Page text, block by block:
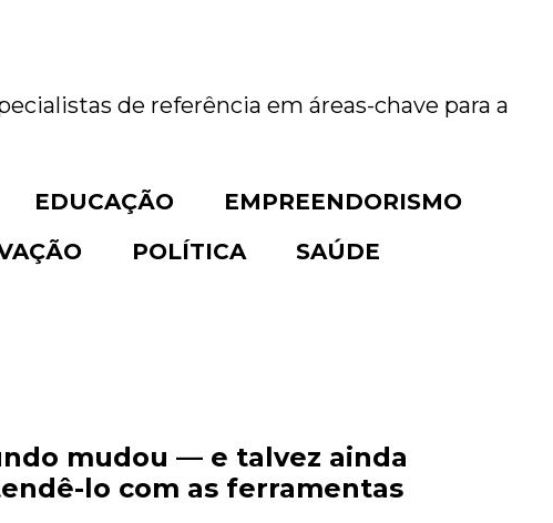
de referência em áreas-chave para a
EDUCAÇÃO
EMPREENDORISMO
POLÍTICA
SAÚDE
mudou — e talvez ainda
lo com as ferramentas